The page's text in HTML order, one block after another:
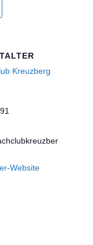
Kreuzberg
Website